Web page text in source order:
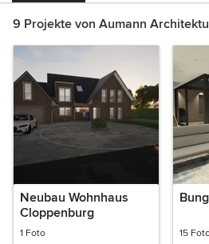
9 Projekte von Aumann
Neubau Wohnhaus
Cloppenburg
1 Foto 15